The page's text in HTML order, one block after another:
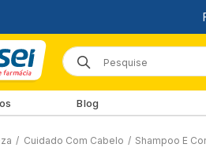
Blog
/ Cuidado Com Cabelo / Shampoo E